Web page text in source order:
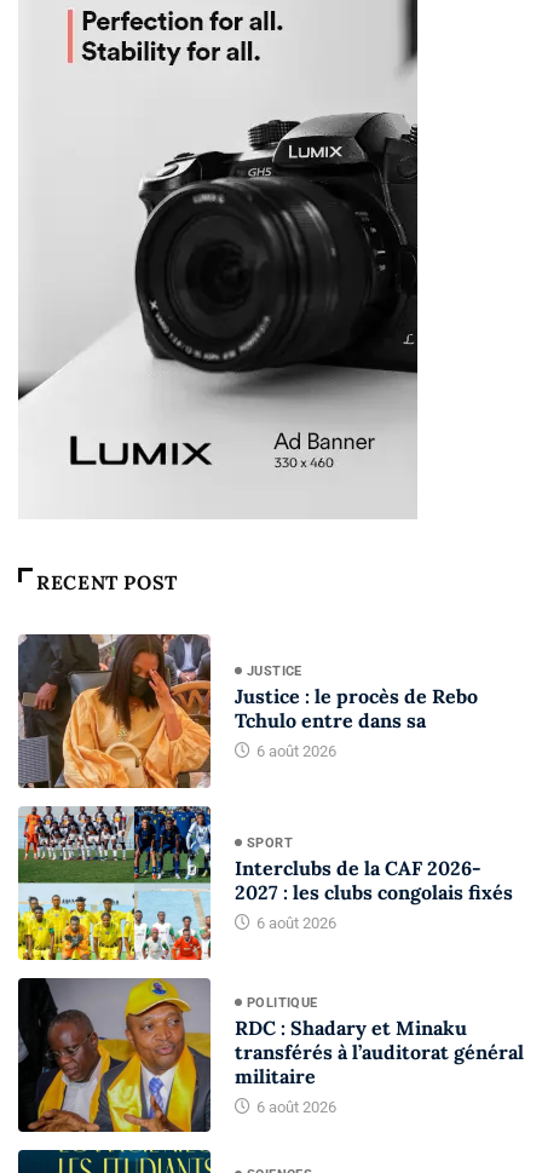
RECENT POST
JUSTICE
Justice : le procès de Rebo
Tchulo entre dans sa
6 août 2026
SPORT
Interclubs de la CAF 2026-
2027 : les clubs congolais fixés
6 août 2026
POLITIQUE
RDC : Shadary et Minaku
transférés à l’auditorat général
militaire
6 août 2026